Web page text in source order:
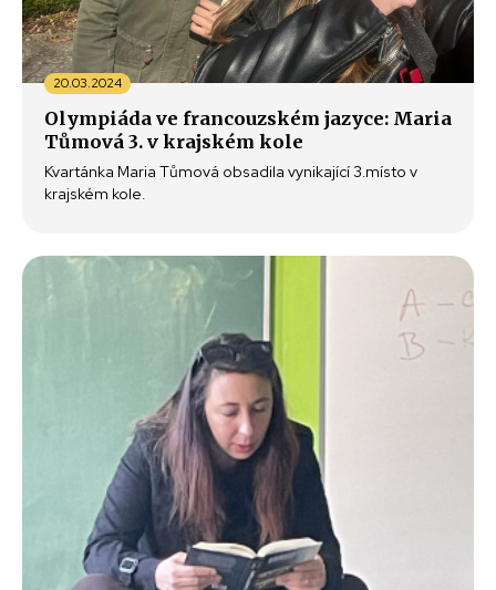
Olympiáda ve francouzském jazyce: Maria
Tůmová 3. v krajském kole
20.03.2024
Kvartánka Maria Tůmová obsadila vynikající 3.místo v
krajském kole.